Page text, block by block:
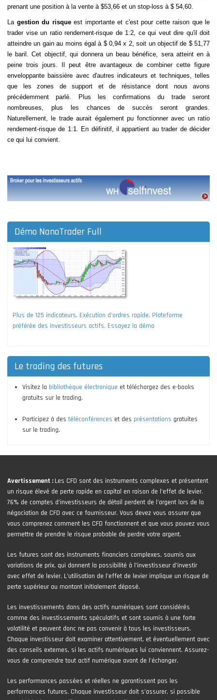
prenant une position à la vente à $53,66 et un stop-loss à $ 54,60.
La gestion du risqueest importante et c'est pour cette raison que le
trader vise un ratio rendement-risque de 1:2, ce qui veut dire qu'il doit
atteindre un gain au moins égal à $ 0,94 x 2, soit un objectif de $ 51,77
le baril. Cet objectif, qui donnera un beau bénéfice, sera atteint en à
peine trois jours. Il peut être avantageux de combiner cette figure
enveloppante baissière avec d'autres indicateurs et techniques, telles
que les zones de support et de résistance dont nous avons
précédemmentparlé. Plus les confirmations du trade seront
nombreuses, plus les chances de succès seront grandes.
Naturellement, le trade aurait également pu fonctionner avec un ratio
rendement-risque de 1:1. En définitif, il appartient au trader de décider
ce qui lui convient.
Démo NanoTrader Full
Plus de 125 indicateurs. Exécution d'ordres rapide. Plateforme
préférée des investisseurs actifs. Essayez la démo
Le trading des futures
Visitez la bibliothèque électronique et téléchargez des e-books
gratuits sur le trading.
Participez à destéléconférences et des présentations gratuites
sur le trading.
Avertissement : Les CFD sont des instruments complexes et présentent
un risque élevé de perte rapide en capital en raison de l'effet de levier.
76% de comptes d'investisseurs de détail perdent de l'argent lors de la
négociation de CFD avec ce fournisseur. Vous devez vous assurer que
vous comprenez comment les CFD fonctionnent et que vous pouvez vous
permettre de prendre le risque probable de perdre votre argent.
Les futures sont des instruments financiers complexes, soumis aux
variations de prix, qui donnent la possibilité à l’investisseur d’investir
avec effet de levier. L’utilisation de l’effet de levier implique un risque de
perte supérieur au montant initialement déposé.
Les investissements dans des actifs numériques sont considérés
comme des investissements spéculatifs et sont soumis à une forte
volatilité et peuvent donc ne pas convenir à tous les investisseurs.
Chaque investisseur doit examiner attentivement, et éventuellement avec
des conseils externes, si les actifs numériques lui conviennent. Assurez-
vous de comprendre tout actif numérique avant de l'échanger.
Les performances passées et réelles ne garantissent pas les
performances futures. Chaque investisseur doit s'assurer, si possible